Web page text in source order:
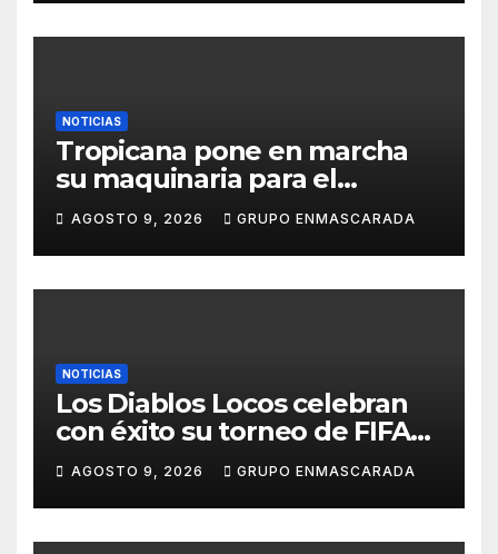
NOTICIAS
Tropicana pone en marcha
su maquinaria para el
Carnaval 2027 con los
primeros ensayos de Lucas
Darias
AGOSTO 9, 2026 GRUPO ENMASCARADA
NOTICIAS
Los Diablos Locos celebran
con éxito su torneo de FIFA
durante el verano
AGOSTO 9, 2026 GRUPO ENMASCARADA